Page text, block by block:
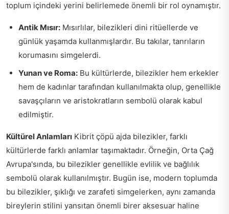
toplum içindeki yerini belirlemede önemli bir rol oynamıştır.
Antik Mısır: Mısırlılar, bilezikleri dini ritüellerde ve
günlük yaşamda kullanmışlardır. Bu takılar, tanrıların
korumasını simgelerdi.
Yunan ve Roma: Bu kültürlerde, bilezikler hem erkekler
hem de kadınlar tarafından kullanılmakta olup, genellikle
savaşçıların ve aristokratların sembolü olarak kabul
edilmiştir.
Kültürel Anlamları Kibrit çöpü ajda bilezikler, farklı
kültürlerde farklı anlamlar taşımaktadır. Örneğin, Orta Çağ
Avrupa'sında, bu bilezikler genellikle evlilik ve bağlılık
sembolü olarak kullanılmıştır. Bugün ise, modern toplumda
bu bilezikler, şıklığı ve zarafeti simgelerken, aynı zamanda
bireylerin stilini yansıtan önemli birer aksesuar haline